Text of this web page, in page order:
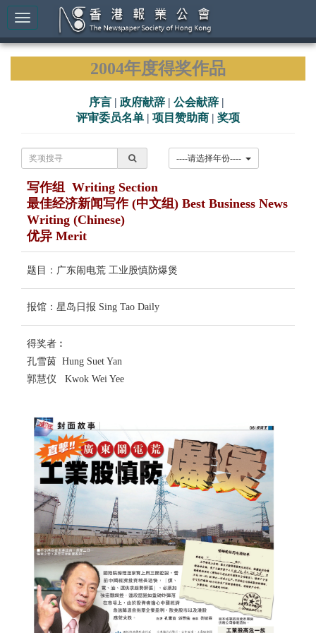
2004年度得奖作品
序言 | 政府献辞 | 公会献辞 |
评审委员名单 | 项目赞助商 | 奖项
写作组 Writing Section
最佳经济新闻写作 (中文组) Best Business News
Writing (Chinese)
优异 Merit
题目：广东闹电荒 工业股慎防爆煲
报馆：星岛日报 Sing Tao Daily
得奖者︰
孔雪茵 Hung Suet Yan
郭慧仪 Kwok Wei Yee